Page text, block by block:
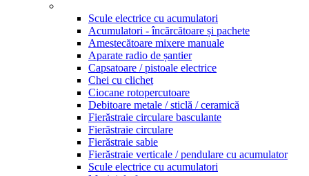
Scule electrice cu acumulatori
Acumulatori - încărcătoare și pachete
Amestecătoare mixere manuale
Aparate radio de șantier
Capsatoare / pistoale electrice
Chei cu clichet
Ciocane rotopercutoare
Debitoare metale / sticlă / ceramică
Fierăstraie circulare basculante
Fierăstraie circulare
Fierăstraie sabie
Fierăstraie verticale / pendulare cu acumulator
Scule electrice cu acumulatori